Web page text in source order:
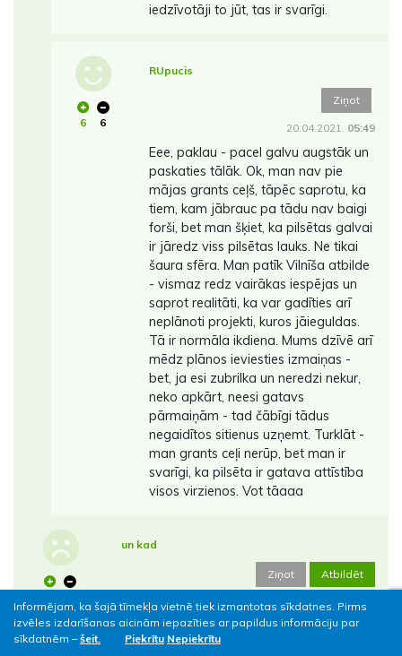
Informējam, ka šajā tīmekļa vietnē tiek izmantotas sīkdatnes. Pirms
izvēles izdarīšanas aicinām iepazīties ar papildus informāciju par
sīkdatnēm – šeit. Piekrītu Nepiekrītu
iedzīvotāji to jūt, tas ir svarīgi.
6 6
RUpucis
Ziņot
20.04.2021. 05:49
Eee, paklau - pacel galvu augstāk un
paskaties tālāk. Ok, man nav pie
mājas grants ceļš, tāpēc saprotu, ka
tiem, kam jābrauc pa tādu nav baigi
forši, bet man šķiet, ka pilsētas galvai
ir jāredz viss pilsētas lauks. Ne tikai
šaura sfēra. Man patīk Vilnīša atbilde
- vismaz redz vairākas iespējas un
saprot realitāti, ka var gadīties arī
neplānoti projekti, kuros jāieguldas.
Tā ir normāla ikdiena. Mums dzīvē arī
mēdz plānos ieviesties izmaiņas -
bet, ja esi zubrilka un neredzi nekur,
neko apkārt, neesi gatavs
pārmaiņām - tad čābīgi tādus
negaidītos sitienus uzņemt. Turklāt -
man grants ceļi nerūp, bet man ir
svarīgi, ka pilsēta ir gatava attīstība
visos virzienos. Vot tāaaa
un kad
Ziņot Atbildēt
20.04.2021.
F.Grīniņa iela tiks pie normālām ietvēm?
Kāpēc tikai Tosmares ielas mazs posms